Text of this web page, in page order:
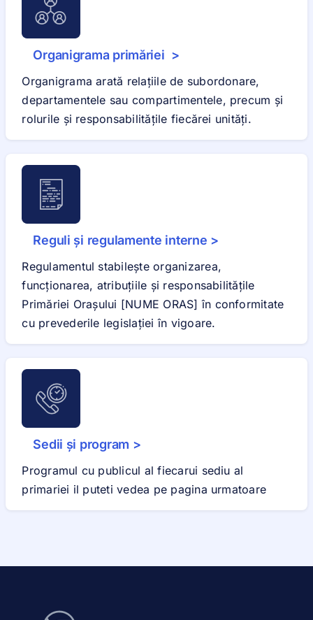
Organigrama primăriei >
Organigrama arată relațiile de subordonare,
departamentele sau compartimentele, precum și
rolurile și responsabilitățile fiecărei unități.
Reguli și regulamente interne >
Regulamentul stabilește organizarea,
funcționarea, atribuțiile și responsabilitățile
Primăriei Orașului [NUME ORAS] în conformitate
cu prevederile legislației în vigoare.
Sedii și program >
Programul cu publicul al fiecarui sediu al
primariei il puteti vedea pe pagina urmatoare